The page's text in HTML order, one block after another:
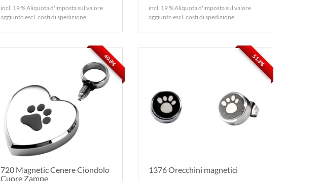
incl. 19 % Aliquota d'imposta sul valore
aggiunto escl. costi di spedizione
incl. 19 % Aliquota d'imposta sul valore
aggiuntoescl. costi di spedizione
720 Magnetic Cenere Ciondolo
Cuore Zampe
40.8%
1376 Orecchini magnetici
51.3%